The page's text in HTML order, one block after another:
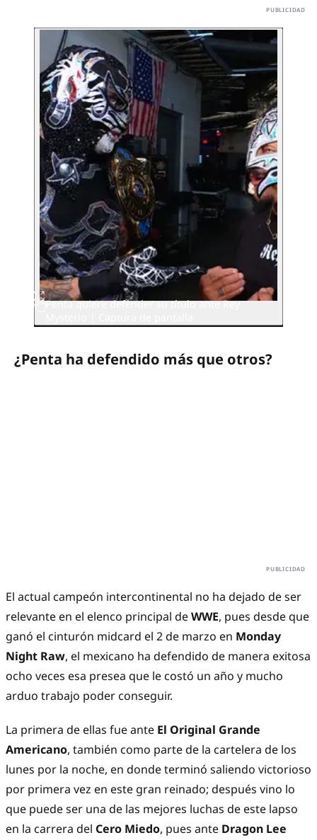
Penta quiere defender su título ante Rey
¿Penta ha defendido más que otros?
El actual campeón intercontinental no ha dejado de ser
relevante en el elenco principal deWWE, pues desde que
ganó el cinturón midcard el 2 de marzo en Monday
Night Raw, el mexicano ha defendido de manera exitosa
ocho veces esa presea que le costó un año y mucho
arduo trabajo poder conseguir.
La primera de ellas fue ante El Original Grande
Americano, también como parte de la cartelera de los
lunes por la noche, en donde terminó saliendo victorioso
por primera vez en este gran reinado; después vino lo
que puede ser una de las mejores luchas de este lapso
en la carrera del Cero Miedo, pues ante Dragon Lee